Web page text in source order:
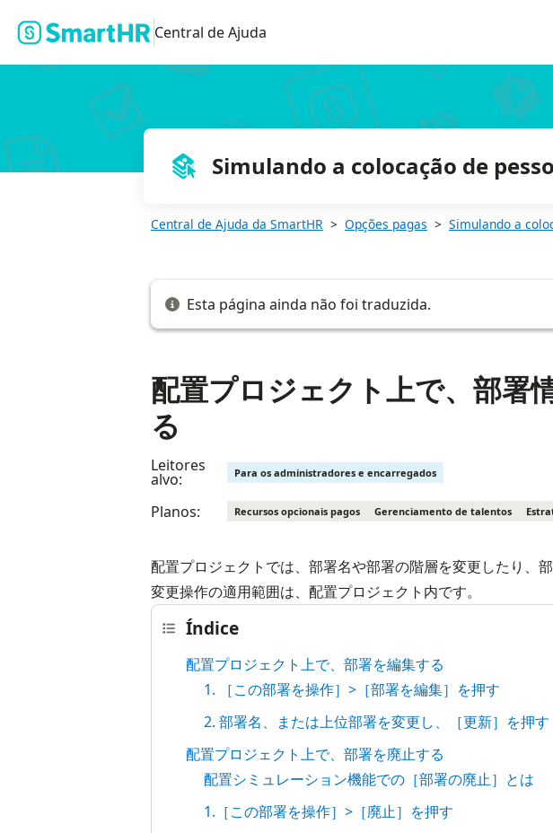
Central de Ajuda
Simulando a colocação de
Central de Ajuda da SmartHR Opções pagas Simulando a
Esta página ainda não foi traduzida.
配置プロジェクト上で、部署
る
Leitores
alvo: Para os administradores e encarregados
Planos: Recursos opcionais pagos Gerenciamento de talentos
配置プロジェクトでは、部署名や部署の階層を変更したり、
変更操作の適用範囲は、配置プロジェクト内です。
Índice
配置プロジェクト上で、部署を編集する
1. ［この部署を操作］>［部署を編集］を押す
2. 部署名、または上位部署を変更し、［更新］を押す
配置プロジェクト上で、部署を廃止する
配置シミュレーション機能での［部署の廃止］とは
1.［この部署を操作］>［廃止］を押す